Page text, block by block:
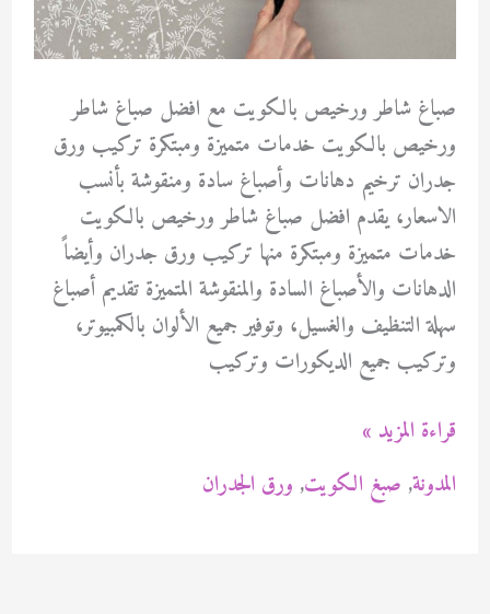
صباغ شاطر ورخيص بالكويت مع افضل صباغ شاطر
ورخيص بالكويت خدمات متميزة ومبتكرة تركيب ورق
جدران ترخيم دهانات وأصباغ سادة ومنقوشة بأنسب
الاسعار، يقدم افضل صباغ شاطر ورخيص بالكويت
خدمات متميزة ومبتكرة منها تركيب ورق جدران وأيضاً
الدهانات والأصباغ السادة والمنقوشة المتميزة تقديم أصباغ
سهلة التنظيف والغسيل، وتوفير جميع الألوان بالكمبيوتر،
وتركيب جميع الديكورات وتركيب
صباغ
شاطر
ورخيص
قراءة المزيد »
المدونة, صبغ الكويت, ورق الجدران